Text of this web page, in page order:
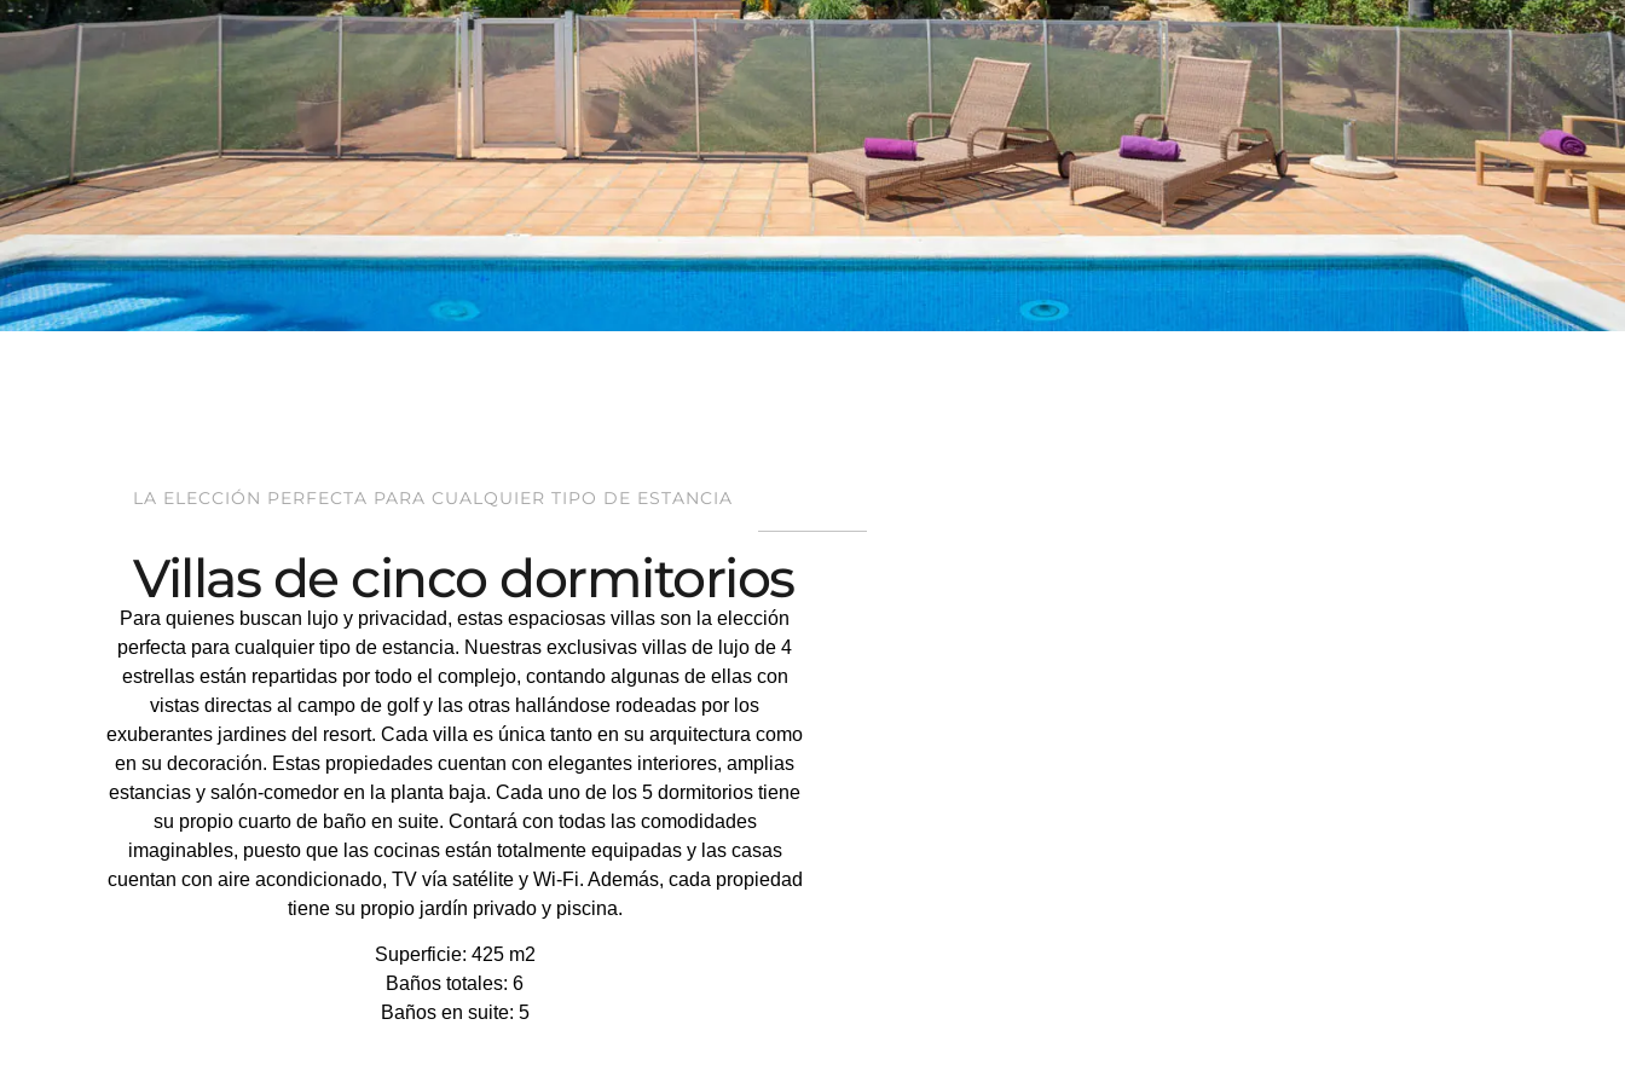
LA ELECCIÓN PERFECTA PARA CUALQUIER TIPO DE ESTANCIA
Villas de cinco dormitorios
Para quienes buscan lujo y privacidad, estas espaciosas villas son la elección
perfecta para cualquier tipo de estancia. Nuestras exclusivas villas de lujo de 4
estrellas están repartidas por todo el complejo, contando algunas de ellas con
vistas directas al campo de golf y las otras hallándose rodeadas por los
exuberantes jardines del resort. Cada villa es única tanto en su arquitectura como
en su decoración. Estas propiedades cuentan con elegantes interiores, amplias
estancias y salón-comedor en la planta baja. Cada uno de los 5 dormitorios tiene
su propio cuarto de baño en suite. Contará con todas las comodidades
imaginables, puesto que las cocinas están totalmente equipadas y las casas
cuentan con aire acondicionado, TV vía satélite y Wi-Fi. Además, cada propiedad
tiene su propio jardín privado y piscina.
Superficie: 425 m2
Baños totales: 6
Baños en suite: 5